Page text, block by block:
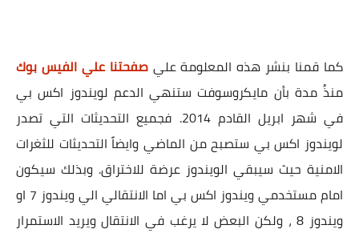
كما قمنا بنشر هذه المعلومة عليصفحتنا علي الفيس بوك
منذُ مدة بأن مايكروسوفت ستنهي الدعم لويندوز اكس بي
في شهر ابريل القادم 2014. فجميع التحديثات التي تصدر
لويندوز اكس بي ستصبح من الماضي وايضاً التحديثات للثغرات
الامنية حيث سيبقي الويندوز عرضة للاختراق. وبذلك سيكون
امام مستخدمي ويندوز اكس بي اما الانتقالي الي ويندوز 7 او
ويندوز 8 ، ولكن البعض لا يرغب في الانتقال ويريد الاستمرار